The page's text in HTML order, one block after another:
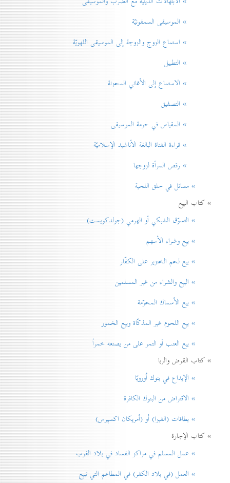
» الموسيقى السمفونيّة
» استماع الزوج والزوجة إلى الموسيقى اللهويّة
» التطبيل
» الاستماع إلى الأغاني المحزنة
» التصفيق
» المقياس في حرمة الموسيقی
» قراءة الفتاة البالغة الأناشيد الإسلاميّة
» رقص المرأة لزوجها
» مسائل في حلق اللحية
» كتاب البيع
» التسوّق الشبكي أو الهرمي (جولدكويست)
» بيع وشراء الأسهم
» بيع لحم الخنزير علی الكفّار
» البيع والشراء من غير المسلمين
» بيع الأسماك المحرّمة
» بيع اللحوم غير المذكّاة وبيع الخمور
» بيع العنب أو التمر على من يصنعه خمراً
» كتاب القرض والربا
» الإيداع في بنوك اُوروبّا
» الاقتراض من البنوك الكافرة
» بطاقات (الفيزا) أو (أمريكان اكسپرس)
» كتاب الإجارة
» عمل المسلم في مراكز الفساد في بلاد الغرب
» العمل (في بلاد الكفر) في المطاعم التي تبيع